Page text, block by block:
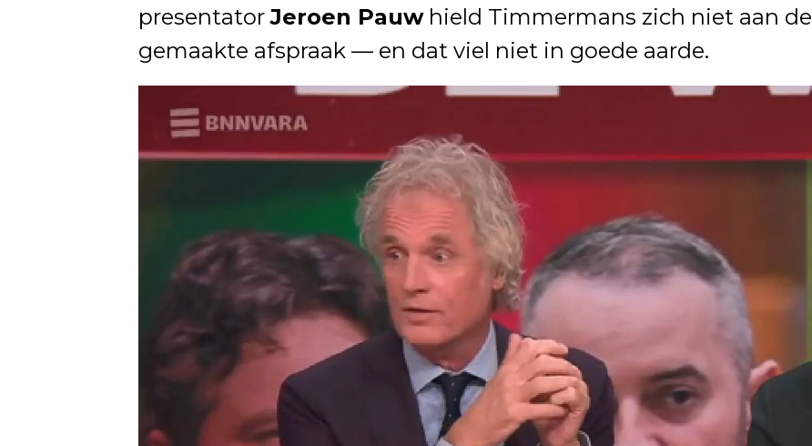
presentatorJeroen Pauwhield Timmermans zich niet aan de
gemaakte afspraak — en dat viel niet in goede aarde.